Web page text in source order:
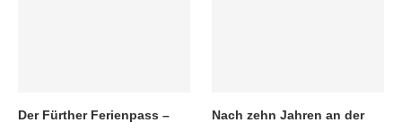
Der Fürther Ferienpass –
Nach zehn Jahren an der